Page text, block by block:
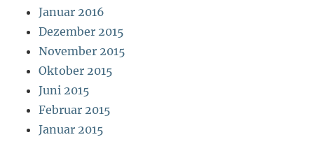
Januar 2016
Dezember 2015
November 2015
Oktober 2015
Juni 2015
Februar 2015
Januar 2015